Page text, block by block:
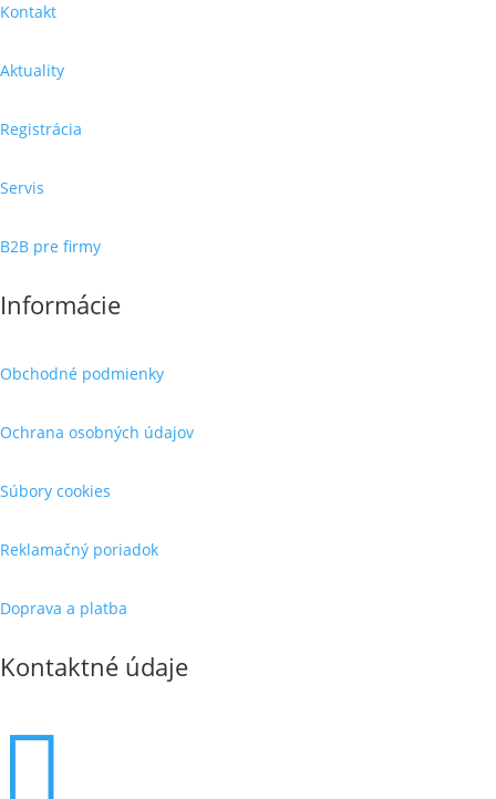
Kontakt
Aktuality
Registrácia
Servis
B2B pre firmy
Informácie
Obchodné podmienky
Ochrana osobných údajov
Súbory cookies
Reklamačný poriadok
Doprava a platba
Kontaktné údaje